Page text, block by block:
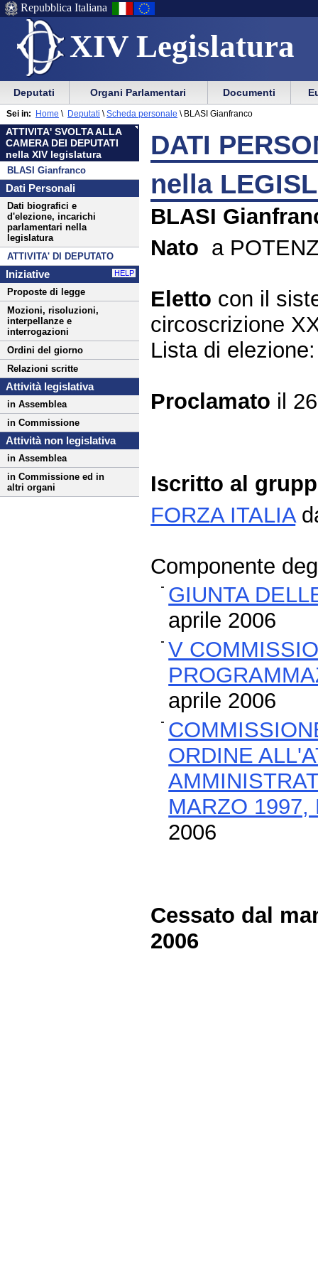
XIV Legislatura
Menu
di
ausilio
alla
navigazione
Vai
Menu
di
navigazione
principale
Repubblica Italiana
Menu
di
navigazione
principale
Vai
menu
di
sezione
Deputati Organi Parlamentari Documenti
ATTIVITA' SVOLTA ALLA
CAMERA DEI DEPUTATI
nella XIV legislatura
BLASI Gianfranco
Dati Personali
Dati biografici e
d'elezione, incarichi
parlamentari nella
legislatura
ATTIVITA' DI DEPUTATO
Iniziative HELP
Proposte di legge
Mozioni, risoluzioni,
interpellanze e
interrogazioni
Ordini del giorno
Relazioni scritte
Attività legislativa
in Assemblea
in Commissione
Attività non legislativa
in Assemblea
in Commissione ed in
altri organi
Sei in: Home \ Deputati \ Scheda personale \ BLASI Gianfranco
DATI
nella
BLASI
Nato a
Eletto con il
circoscrizione
Lista di
Proclamato il
Iscritto al
FORZA ITALIA
Componente
GIUNTA
aprile 2006
V
aprile 2006
ORDINE
MARZO 1997,
2006
Cessato dal
2006